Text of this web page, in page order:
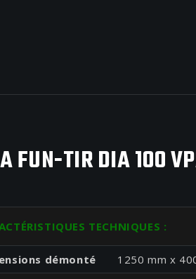
FUN-TIR DIA 100
TECHNIQUES :
démonté
1250 mm x